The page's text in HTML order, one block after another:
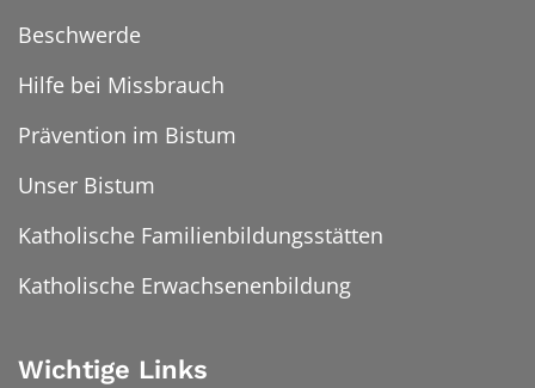
Beschwerde
Hilfe bei Missbrauch
Prävention im Bistum
Unser Bistum
Katholische Familienbildungsstätten
Katholische Erwachsenenbildung
Wichtige Links